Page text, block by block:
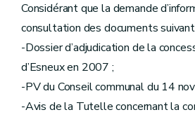
Considérant que la demande
consultation des documents
-Dossier d’adjudication de la
d’Esneux en 2007 ;
-PV du Conseil communal du 14
-Avis de la Tutelle concernant la